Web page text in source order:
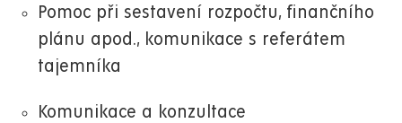
Pomoc při sestavení rozpočtu, finančního
plánu apod., komunikace s referátem
tajemníka
Komunikace a konzultace